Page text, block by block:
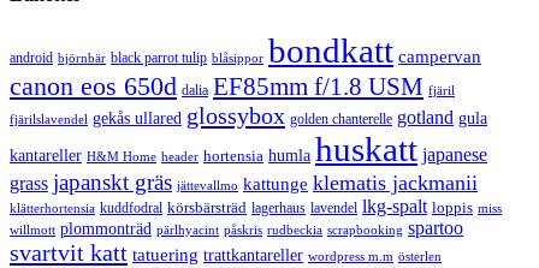
android björnbär black parrot tulip blåsippor bondkatt campervan
canon eos 650d dalia EF85mm f/1.8 USM fjäril
fjärilslavendel gekås ullared glossybox golden chanterelle gotland gula
kantareller H&M Home header hortensia humla huskatt japanese
grass japanskt gräs jättevallmo kattunge klematis jackmanii
klätterhortensia kuddfodral körsbärsträd lagerhaus lavendel lkg-spalt loppis miss
willmott plommonträd pärlhyacint påskris rudbeckia scrapbooking spartoo
svartvit katt tatuering trattkantareller wordpress m.m österlen